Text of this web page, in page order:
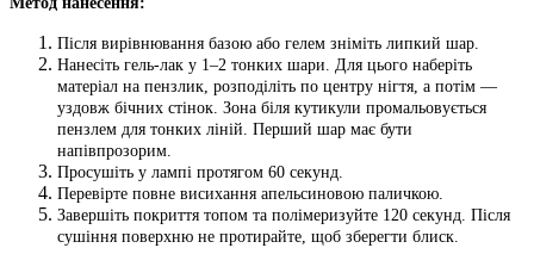
Після вирівнювання базою або гелем зніміть липкий шар.
Нанесіть гель-лак у 1–2 тонких шари. Для цього наберіть
матеріал на пензлик, розподіліть по центру нігтя, а потім —
уздовж бічних стінок. Зона біля кутикули промальовується
пензлем для тонких ліній. Перший шар має бути
напівпрозорим.
Просушіть у лампі протягом 60 секунд.
Перевірте повне висихання апельсиновою паличкою.
Завершіть покриття топом та полімеризуйте 120 секунд. Після
сушіння поверхню не протирайте, щоб зберегти блиск.